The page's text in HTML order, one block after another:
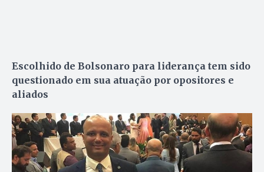
Escolhido de Bolsonaro para liderança tem sido
questionado em sua atuação por opositores e
aliados